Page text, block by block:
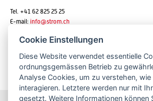
Tel. +41 62 825 25 25
E-mail: info@strom.ch
Newsletter abonnieren
Cookie Einstellungen
Diese Website verwendet essentielle
ordnungsgemässen Betrieb zu
Analyse Cookies, um zu verstehen, wie
interagieren. Letztere werden nur mit
gesetzt. Weitere Informationen können